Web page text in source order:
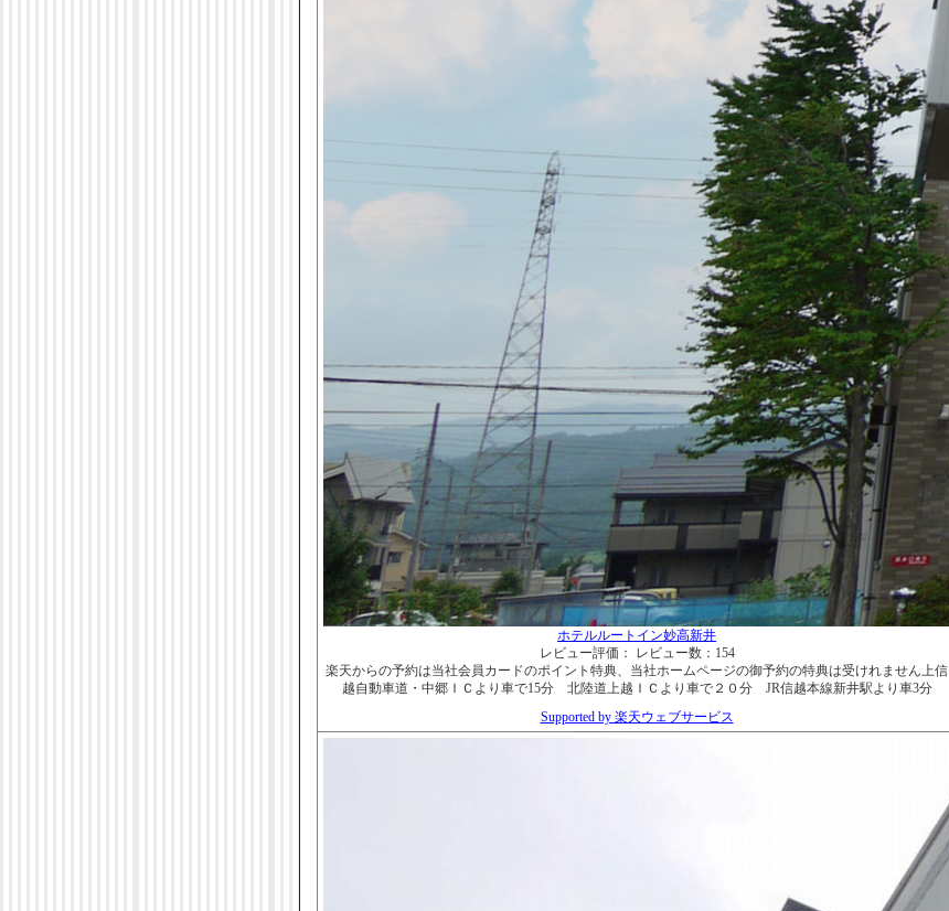
ホテルルートイン妙高新井
レビュー評価：
レビュー数：154
楽天からの予約は当社会員カードのポイント特典、当社ホームページの御予約の特典は受けれません上信
越自動車道・中郷ＩＣより車で15分 北陸道上越ＩＣより車で２０分 JR信越本線新井駅より車3分
Supported by 楽天ウェブサービス